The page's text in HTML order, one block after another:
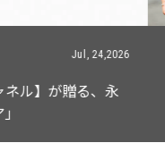
FASHION PR
【ICB】人気インフル
なる「名品ブラウス